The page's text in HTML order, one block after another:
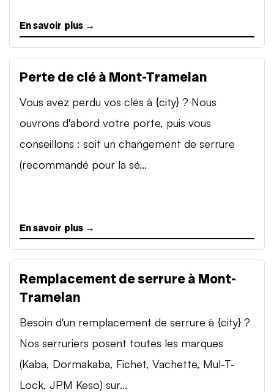
En savoir plus →
Perte de clé à Mont-Tramelan
Vous avez perdu vos clés à {city} ? Nous
ouvrons d'abord votre porte, puis vous
conseillons : soit un changement de serrure
(recommandé pour la sé...
En savoir plus →
Remplacement de serrure à Mont-
Tramelan
Besoin d'un remplacement de serrure à {city} ?
Nos serruriers posent toutes les marques
(Kaba, Dormakaba, Fichet, Vachette, Mul-T-
Lock, JPM Keso) sur...